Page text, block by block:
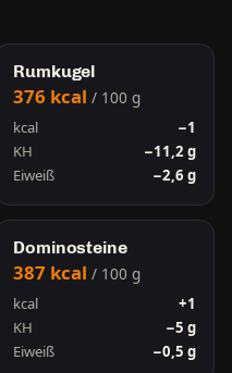
Rumkugel
376 kcal/ 100 g
kcal
−1
KH
−11,2 g
Eiweiß
−2,6 g
Dominosteine
387 kcal/ 100 g
kcal
+1
KH
−5 g
Eiweiß
−0,5 g